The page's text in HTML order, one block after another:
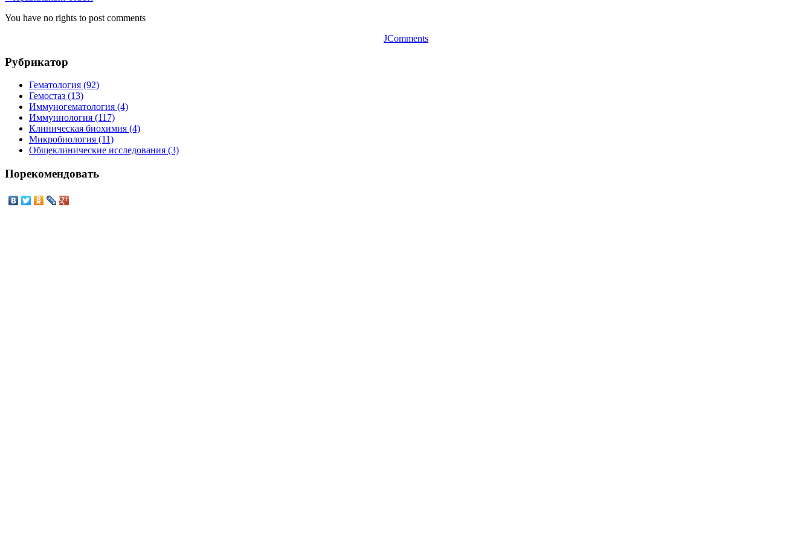
You have no rights to post comments
JComments
Рубрикатор
Гематология (92)
Гемостаз (13)
Иммуногематология (4)
Иммуннология (117)
Клиническая биохимия (4)
Микробиология (11)
Общеклинические исследования (3)
Порекомендовать